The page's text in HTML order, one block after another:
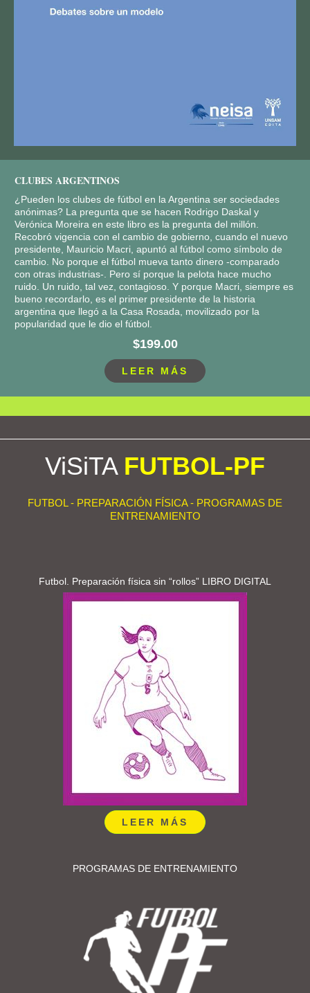
CLUBES ARGENTINOS
¿Pueden los clubes de fútbol en la Argentina ser sociedades
anónimas? La pregunta que se hacen Rodrigo Daskal y
Verónica Moreira en este libro es la pregunta del millón.
Recobró vigencia con el cambio de gobierno, cuando el nuevo
presidente, Mauricio Macri, apuntó al fútbol como símbolo de
cambio. No porque el fútbol mueva tanto dinero -comparado
con otras industrias-. Pero sí porque la pelota hace mucho
ruido. Un ruido, tal vez, contagioso. Y porque Macri, siempre es
bueno recordarlo, es el primer presidente de la historia
argentina que llegó a la Casa Rosada, movilizado por la
popularidad que le dio el fútbol.
$199.00
LEER MÁS
ViSiTA FUTBOL-PF
FUTBOL - PREPARACIÓN FÍSICA - PROGRAMAS DE
ENTRENAMIENTO
Futbol. Preparación física sin “rollos” LIBRO DIGITAL
LEER MÁS
PROGRAMAS DE ENTRENAMIENTO